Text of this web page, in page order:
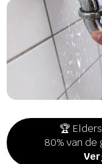
🏆
80% van